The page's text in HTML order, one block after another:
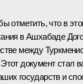
отметить, что в
в Ашхабаде
между
документ стал
государств и